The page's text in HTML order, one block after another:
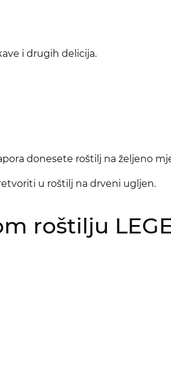
i drugih delicija.
donesete roštilj na željeno
u roštilj na drveni ugljen.
roštilju